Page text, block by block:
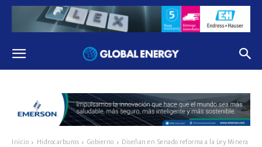
Inicio Hidrocarburos Gobierno
Diseñan en Senado reforma a la Ley Minera